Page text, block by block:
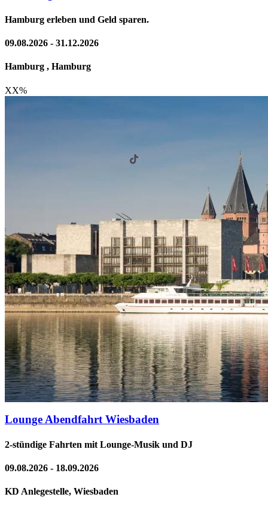
Hamburg erleben und Geld sparen.
09.08.2026 - 31.12.2026
Hamburg , Hamburg
XX%
Lounge Abendfahrt Wiesbaden
2-stündige Fahrten mit Lounge-Musik und DJ
09.08.2026 - 18.09.2026
KD Anlegestelle, Wiesbaden